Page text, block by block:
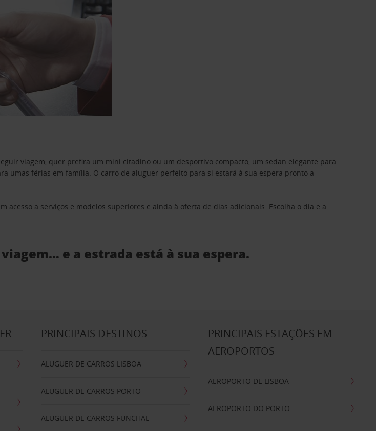
viagem, quer prefira um mini citadino ou um desportivo compacto, um sedan elegante para
umas férias em família. O carro de aluguer perfeito para si estará à sua espera pronto a
acesso a serviços e modelos superiores e ainda à oferta de dias adicionais. Escolha o dia e a
e a estrada está à sua espera.
PRINCIPAIS DESTINOS
ALUGUER DE CARROS LISBOA
ALUGUER DE CARROS PORTO
ALUGUER DE CARROS FUNCHAL
PRINCIPAIS ESTAÇÕES EM
AEROPORTOS
AEROPORTO DE LISBOA
AEROPORTO DO PORTO